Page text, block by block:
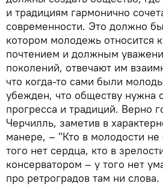
и традициям гармонично
современности. Это должно
котором молодежь относится
почтением и должным
поколений, отвечают им
что когда-то сами были
убежден, что обществу нужна
прогресса и традиций. Верно
Черчилль, заметив в
манере, – "Кто в молодости
того нет сердца, кто в
консерватором – у того нет
про ретроградов там ни слова.